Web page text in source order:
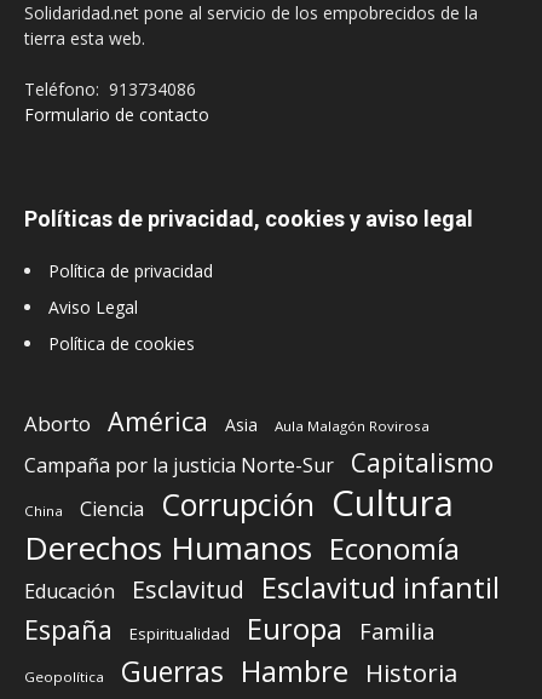
Solidaridad.net pone al servicio de los empobrecidos de la
tierra esta web.
Teléfono: 913734086
Formulario de contacto
Políticas de privacidad, cookies y aviso legal
Política de privacidad
Aviso Legal
Política de cookies
Aborto América Asia Aula Malagón Rovirosa
Campaña por la justicia Norte-Sur Capitalismo
China Ciencia Corrupción Cultura
Derechos Humanos Economía
Educación Esclavitud Esclavitud infantil
España Espiritualidad Europa Familia
Geopolítica Guerras Hambre Historia